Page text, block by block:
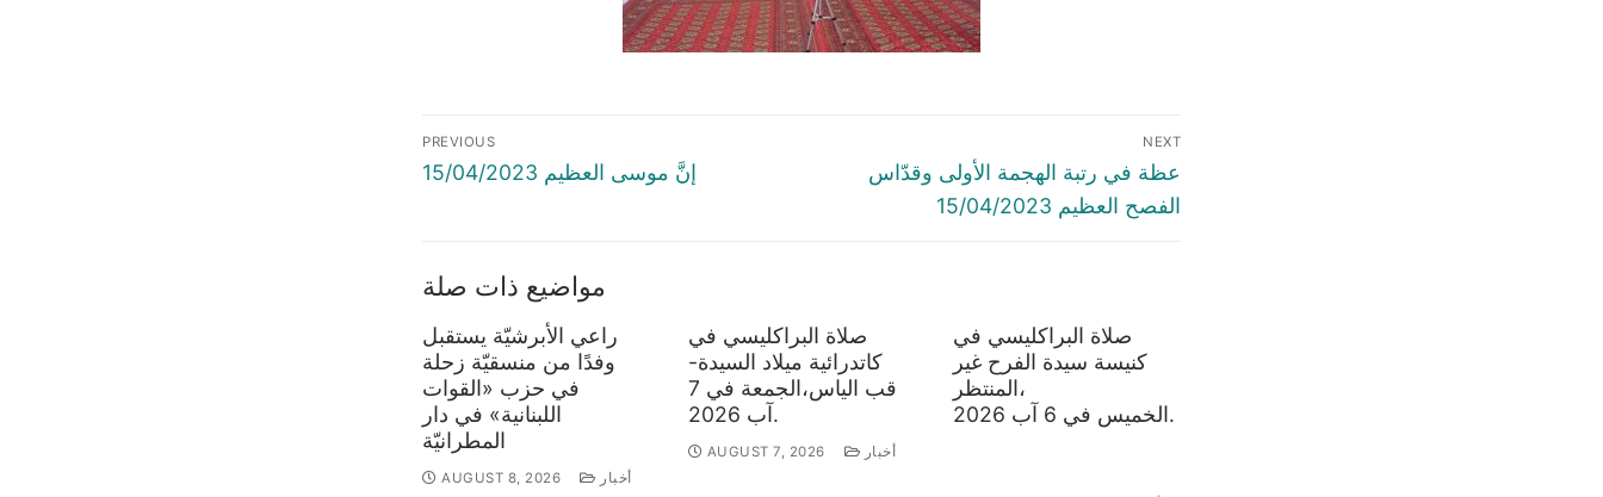
Post
navigation
PREVIOUS
Previous
إنَّ موسى العظيم 15/04/2023
NEXT
Next
عظة في رتبة الهجمة الأولى وقدّاس
الفصح العظيم 15/04/2023
مواضيع ذات صلة
راعي الأبرشيّة يستقبل
وفدًا من منسقيّة زحلة
في حزب «القوات
اللبنانية» في دار
المطرانيّة
AUGUST 8, 2026 أخبار
صلاة البراكليسي في
كاتدرائية ميلاد السيدة-
قب الياس،الجمعة في 7
آب 2026.
AUGUST 7, 2026 أخبار
صلاة البراكليسي في
كنيسة سيدة الفرح غير
المنتظر،
الخميس في 6 آب 2026.